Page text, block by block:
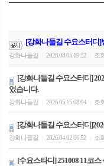
[강화나들길 수요스터디]
강화나들길 2026.08.05 19:52 조
[강화나들길 수요스터디]
었습니다.
강화나들길 2026.05.15 08:04 조
[강화나들길 수요스터디
강화나들길 2026.04.02 06:52 조
[수요스타디] 251008 11코